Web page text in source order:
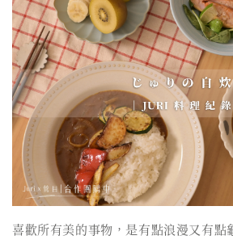
喜歡所有美的事物，是有點浪漫又有點